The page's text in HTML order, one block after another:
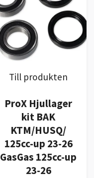
Till produkten
ProX Hjullager
kit BAK
KTM/HUSQ/
125cc-up 23-26
GasGas 125cc-up
23-26